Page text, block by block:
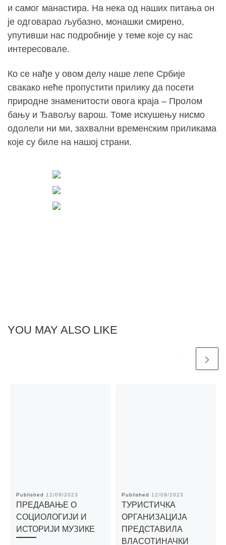
и самог манастира. На нека од наших питања он
је одговарао љубазно, монашки смирено,
упутивши нас подробније у теме које су нас
интересовале.
Ко се нађе у овом делу наше лепе Србије
свакако неће пропустити прилику да посети
природне знаменитости овога краја – Пролом
бању и Ђавољу варош. Томе искушењу нисмо
одолели ни ми, захвални временским приликама
које су биле на нашој страни.
YOU MAY ALSO LIKE
Published 12/09/2023
ПРЕДАВАЊЕ О
СОЦИОЛОГИЈИ И
ИСТОРИЈИ МУЗИКЕ
Published 12/09/2023
ТУРИСТИЧКА
ОРГАНИЗАЦИЈА
ПРЕДСТАВИЛА
ВЛАСОТИНАЧКИ